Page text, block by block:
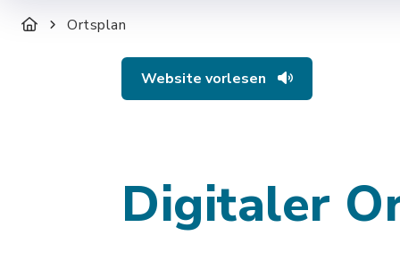
Ortsplan
Website vorlesen
Digitaler